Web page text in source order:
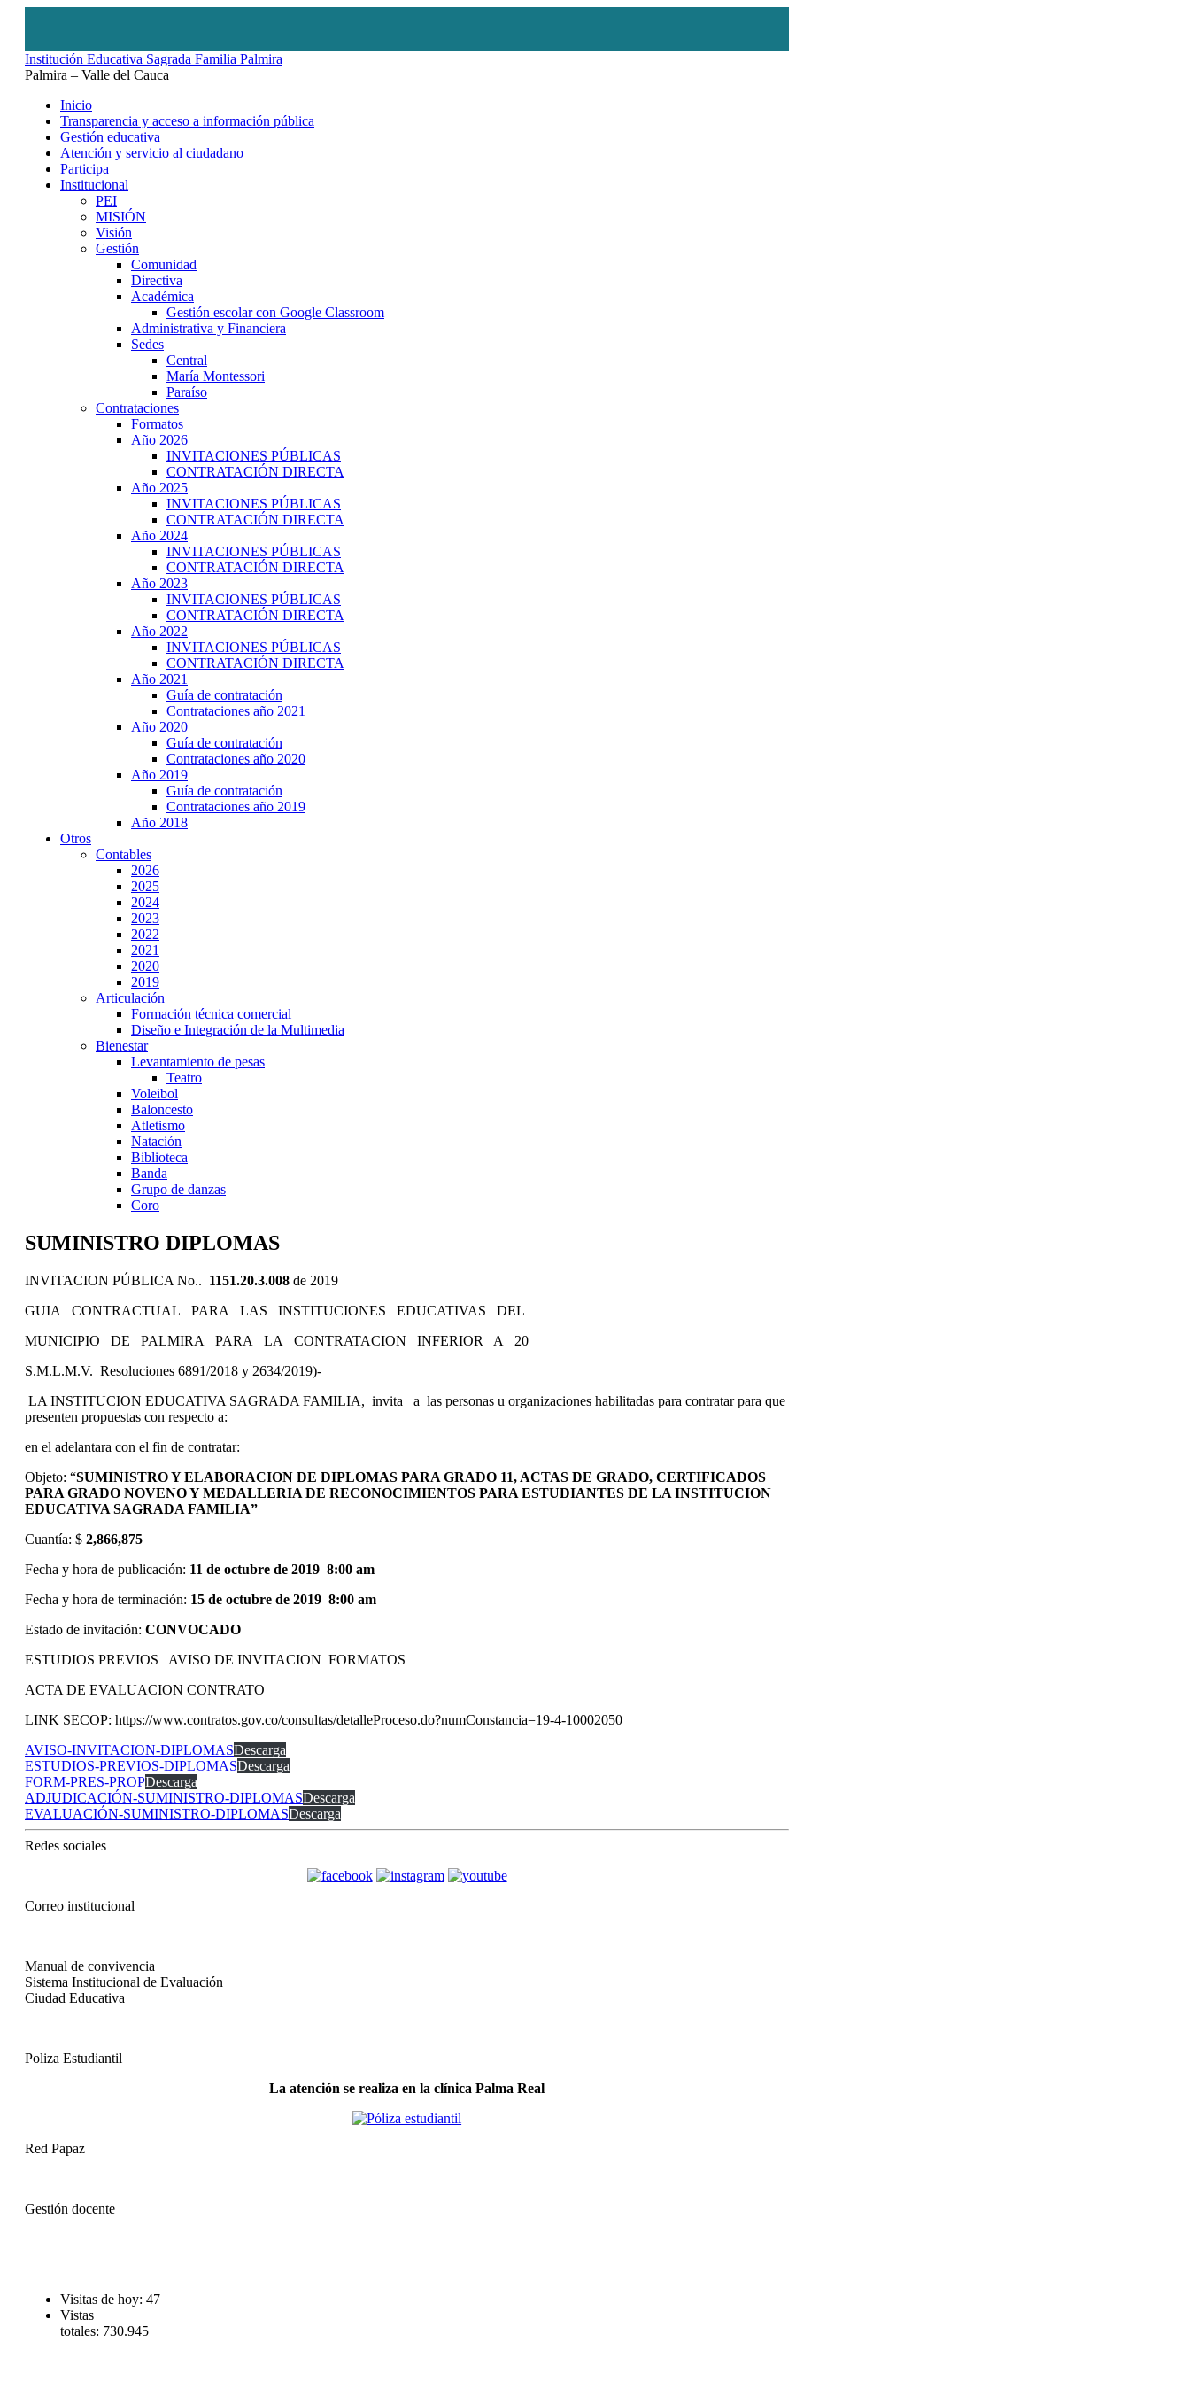
Institución Educativa Sagrada Familia Palmira
Palmira – Valle del Cauca
Inicio
Transparencia y acceso a información pública
Gestión educativa
Atención y servicio al ciudadano
Participa
Institucional
PEI
MISIÓN
Visión
Gestión
Comunidad
Directiva
Académica
Gestión escolar con Google Classroom
Administrativa y Financiera
Sedes
Central
María Montessori
Paraíso
Contrataciones
Formatos
Año 2026
INVITACIONES PÚBLICAS
CONTRATACIÓN DIRECTA
Año 2025
INVITACIONES PÚBLICAS
CONTRATACIÓN DIRECTA
Año 2024
INVITACIONES PÚBLICAS
CONTRATACIÓN DIRECTA
Año 2023
INVITACIONES PÚBLICAS
CONTRATACIÓN DIRECTA
Año 2022
INVITACIONES PÚBLICAS
CONTRATACIÓN DIRECTA
Año 2021
Guía de contratación
Contrataciones año 2021
Año 2020
Guía de contratación
Contrataciones año 2020
Año 2019
Guía de contratación
Contrataciones año 2019
Año 2018
Otros
Contables
2026
2025
2024
2023
2022
2021
2020
2019
Articulación
Formación técnica comercial
Diseño e Integración de la Multimedia
Bienestar
Levantamiento de pesas
Teatro
Voleibol
Baloncesto
Atletismo
Natación
Biblioteca
Banda
Grupo de danzas
Coro
SUMINISTRO DIPLOMAS
INVITACION PÚBLICA No.. 1151.20.3.008 de 2019
GUIA CONTRACTUAL PARA LAS INSTITUCIONES EDUCATIVAS DEL
MUNICIPIO DE PALMIRA PARA LA CONTRATACION INFERIOR A 20
S.M.L.M.V. Resoluciones 6891/2018 y 2634/2019)-
LA INSTITUCION EDUCATIVA SAGRADA FAMILIA, invita a las personas u organizaciones habilitadas para contratar para que
presenten propuestas con respecto a:
en el adelantara con el fin de contratar:
Objeto: “SUMINISTRO Y ELABORACION DE DIPLOMAS PARA GRADO 11, ACTAS DE GRADO, CERTIFICADOS
PARA GRADO NOVENO Y MEDALLERIA DE RECONOCIMIENTOS PARA ESTUDIANTES DE LA INSTITUCION
EDUCATIVA SAGRADA FAMILIA”
Cuantía: $ 2,866,875
Fecha y hora de publicación: 11 de octubre de 2019 8:00 am
Fecha y hora de terminación: 15 de octubre de 2019 8:00 am
Estado de invitación: CONVOCADO
ESTUDIOS PREVIOS AVISO DE INVITACION FORMATOS
ACTA DE EVALUACION CONTRATO
LINK SECOP: https://www.contratos.gov.co/consultas/detalleProceso.do?numConstancia=19-4-10002050
AVISO-INVITACION-DIPLOMASDescarga
ESTUDIOS-PREVIOS-DIPLOMASDescarga
FORM-PRES-PROPDescarga
ADJUDICACIÓN-SUMINISTRO-DIPLOMASDescarga
EVALUACIÓN-SUMINISTRO-DIPLOMASDescarga
Redes sociales
Correo institucional
Manual de convivencia
Sistema Institucional de Evaluación
Ciudad Educativa
Poliza Estudiantil
La atención se realiza en la clínica Palma Real
Red Papaz
Gestión docente
Visitas de hoy: 47
Vistas
totales: 730.945